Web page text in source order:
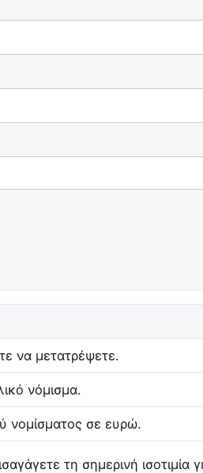
να μετατρέψετε.
νόμισμα.
νομίσματος σε ευρώ.
τη σημερινή ισοτιμία